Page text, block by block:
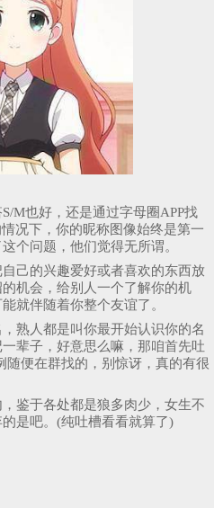
M也好，还是通过字母圈APP找
况下，你的昵称图像始终是第一
个问题，他们觉得无所谓。
己的兴趣爱好或者喜欢的东西放
机会，给别人一个了解你的机
就伴随着你整个友谊了。
熟人都是叫你最开始认识你的名
辈子，好意思么嘛，那咱首先吐
便在群找的，别惊讶，真的有很
鉴于各处都是狼多肉少，女生不
是吧。(纯吐槽看看就算了)